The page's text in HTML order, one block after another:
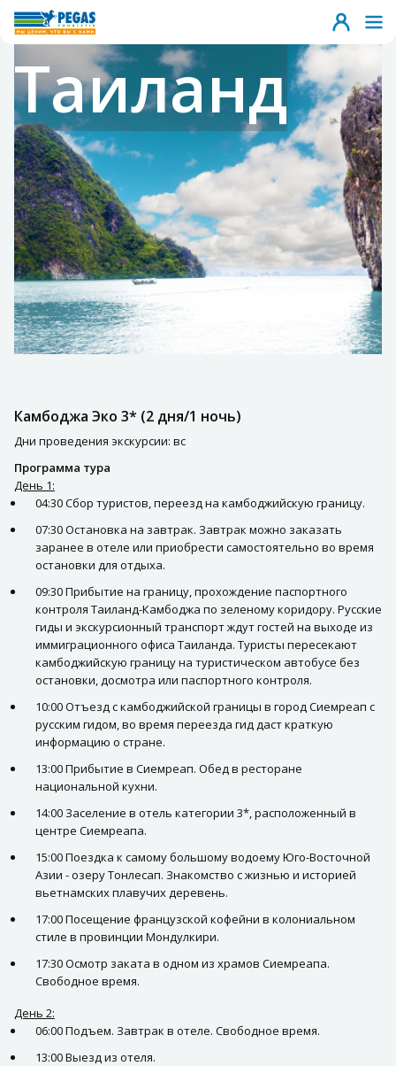
Таиланд
Камбоджа Эко 3* (2 дня/1 ночь)
Дни проведения экскурсии: вс
Программа тура
День 1:
04:30 Сбор туристов, переезд на камбоджийскую границу.
07:30 Остановка на завтрак. Завтрак можно заказать
заранее в отеле или приобрести самостоятельно во время
остановки для отдыха.
09:30 Прибытие на границу, прохождение паспортного
контроля Таиланд-Камбоджа по зеленому коридору. Русские
гиды и экскурсионный транспорт ждут гостей на выходе из
иммиграционного офиса Таиланда. Туристы пересекают
камбоджийскую границу на туристическом автобусе без
остановки, досмотра или паспортного контроля.
10:00 Отъезд с камбоджийской границы в город Сиемреап с
русским гидом, во время переезда гид даст краткую
информацию о стране.
13:00 Прибытие в Сиемреап. Обед в ресторане
национальной кухни.
14:00 Заселение в отель категории 3*, расположенный в
центре Сиемреапа.
15:00 Поездка к самому большому водоему Юго-Восточной
Азии - озеру Тонлесап. Знакомство с жизнью и историей
вьетнамских плавучих деревень.
17:00 Посещение французской кофейни в колониальном
стиле в провинции Мондулкири.
17:30 Осмотр заката в одном из храмов Сиемреапа.
Свободное время.
День 2:
06:00 Подъем. Завтрак в отеле. Свободное время.
13:00 Выезд из отеля.